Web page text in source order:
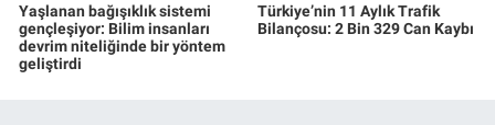
Yaşlanan bağışıklık sistemi
gençleşiyor: Bilim insanları
devrim niteliğinde bir yöntem
geliştirdi
Türkiye’nin 11 Aylık Trafik
Bilançosu: 2 Bin 329 Can Kaybı